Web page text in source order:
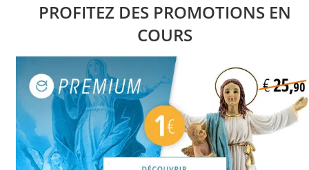
PROFITEZ DES PROMOTIONS EN
COURS